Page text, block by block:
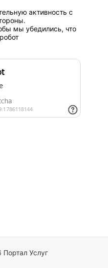
активность с
мы убедились, что
Услуг